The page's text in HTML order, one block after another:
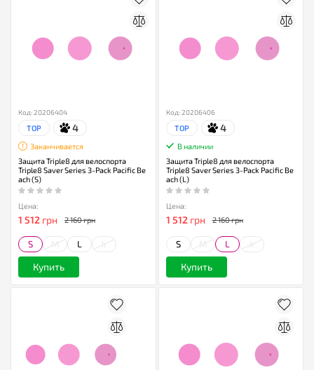
Код: 20206404
TOP 4
Заканчивается
Защита Triple8 для велоспорта
Triple8 Saver Series 3-Pack Pacific Be
ach (S)
Цена:
1 512 грн 2 160 грн
S L
Купить
Код: 20206406
TOP 4
В наличии
Защита Triple8 для велоспорта
Triple8 Saver Series 3-Pack Pacific Be
ach (L)
Цена:
1 512грн 2 160 грн
S L
Купить